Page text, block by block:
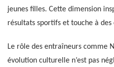
jeunes filles. Cette dimension
résultats sportifs et touche à
Le rôle des entraîneurs comme
évolution culturelle n’est pas